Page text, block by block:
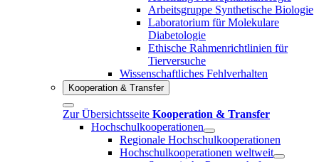
Arbeitsgruppe Synthetische Biologie
Laboratorium für Molekulare
Diabetologie
Ethische Rahmenrichtlinien für
Tierversuche
Wissenschaftliches Fehlverhalten
Kooperation & Transfer
Zur Übersichtsseite Kooperation & Transfer
Hochschulkooperationen
Regionale Hochschulkooperationen
Hochschulkooperationen weltweit